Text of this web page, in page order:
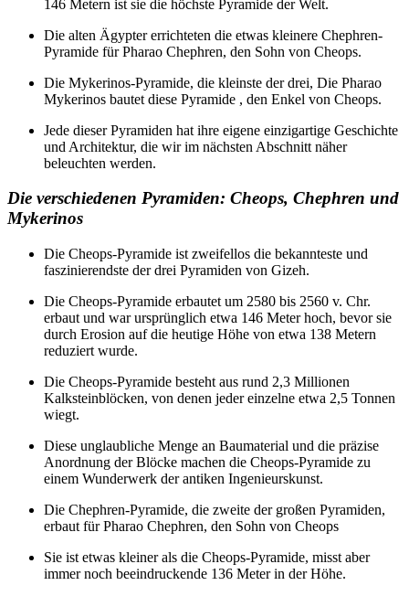
146 Metern ist sie die höchste Pyramide der Welt.
Die alten Ägypter errichteten die etwas kleinere Chephren-
Pyramide für Pharao Chephren, den Sohn von Cheops.
Die Mykerinos-Pyramide, die kleinste der drei, Die Pharao
Mykerinos bautet diese Pyramide , den Enkel von Cheops.
Jede dieser Pyramiden hat ihre eigene einzigartige Geschichte
und Architektur, die wir im nächsten Abschnitt näher
beleuchten werden.
Die verschiedenen Pyramiden: Cheops, Chephren und
Mykerinos
Die Cheops-Pyramide ist zweifellos die bekannteste und
faszinierendste der drei Pyramiden von Gizeh.
Die Cheops-Pyramide erbautet um 2580 bis 2560 v. Chr.
erbaut und war ursprünglich etwa 146 Meter hoch, bevor sie
durch Erosion auf die heutige Höhe von etwa 138 Metern
reduziert wurde.
Die Cheops-Pyramide besteht aus rund 2,3 Millionen
Kalksteinblöcken, von denen jeder einzelne etwa 2,5 Tonnen
wiegt.
Diese unglaubliche Menge an Baumaterial und die präzise
Anordnung der Blöcke machen die Cheops-Pyramide zu
einem Wunderwerk der antiken Ingenieurskunst.
Die Chephren-Pyramide, die zweite der großen Pyramiden,
erbaut für Pharao Chephren, den Sohn von Cheops
Sie ist etwas kleiner als die Cheops-Pyramide, misst aber
immer noch beeindruckende 136 Meter in der Höhe.